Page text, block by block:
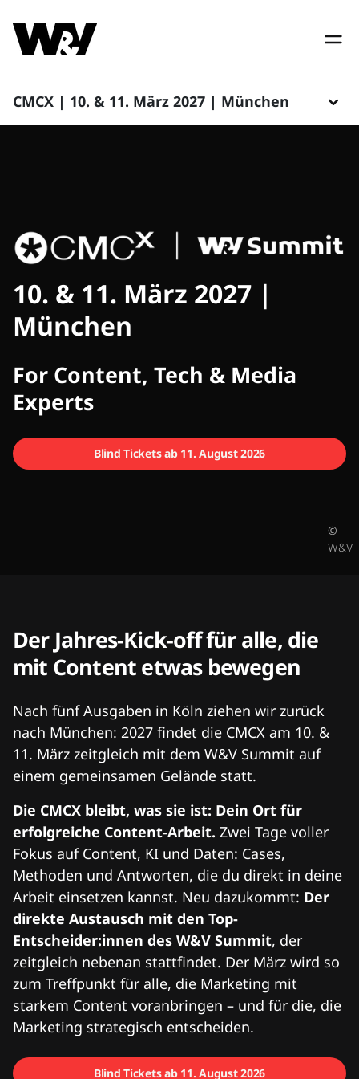
CMCX | 10. & 11. März 2027 | München
CMCX
10. & 11. März 2027 |
München
For Content, Tech & Media
Experts
Blind Tickets ab 11. August 2026
©
W&V
Der Jahres-Kick-off für alle, die
mit Content etwas bewegen
Nach fünf Ausgaben in Köln ziehen wir zurück
nach München: 2027 findet die CMCX am 10. &
11. März zeitgleich mit dem W&V Summit auf
einem gemeinsamen Gelände statt.
Die CMCX bleibt, was sie ist: Dein Ort für
erfolgreiche Content-Arbeit. Zwei Tage voller
Fokus auf Content, KI und Daten: Cases,
Methoden und Antworten, die du direkt in deine
Arbeit einsetzen kannst. Neu dazukommt: Der
direkte Austausch mit den Top-
Entscheider:innen des W&V Summit, der
zeitgleich nebenan stattfindet. Der März wird so
zum Treffpunkt für alle, die Marketing mit
starkem Content voranbringen – und für die, die
Marketing strategisch entscheiden.
Blind Tickets ab 11. August 2026